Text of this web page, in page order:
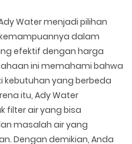
Water menjadi pilihan
dalam
efektif dengan harga
ini memahami bahwa
yang berbeda
itu, Ady Water
filter air yang bisa
masalah air yang
Dengan demikian, Anda